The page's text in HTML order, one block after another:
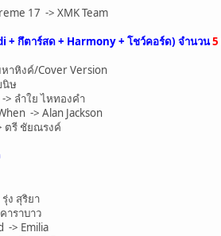
17 -> XMK Team
+ กึตาร์สด + Harmony + โชว์คอร์ด) จำนวน5
าหิงค์/Cover Version
นิษ
> ลำใย ไหทองคำ
-> Alan Jackson
ตรี ชัยณรงค์
ง สุริยา
าราบาว
-> Emilia